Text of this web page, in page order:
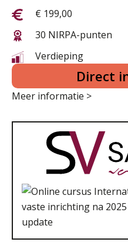
€ 199,00
30 NIRPA-punten
Verdieping
Direct
Meer informatie >